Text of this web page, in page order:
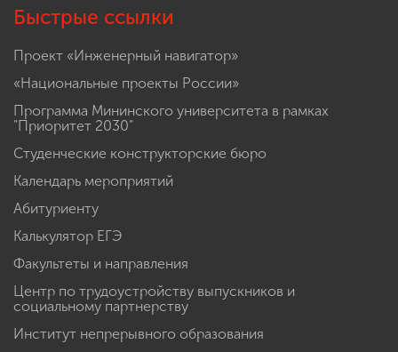
Быстрые ссылки
Проект «Инженерный навигатор»
«Национальные проекты России»
Программа Мининского университета в рамках
"Приоритет 2030"
Студенческие конструкторские бюро
Календарь мероприятий
Абитуриенту
Калькулятор ЕГЭ
Факультеты и направления
Центр по трудоустройству выпускников и
социальному партнерству
Институт непрерывного образования